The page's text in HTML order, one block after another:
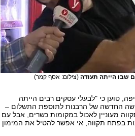
שבו הייתה תעודה (צילום: אסף קמר)
טוען כי "לבעלי עסקים רבים הייתה
החדשה של הרבנות לתוספת התשלום –
מעוניין לאכול במקומות כשרים, אבל עם
בפתח תקווה, אי אפשר להטיל את המימון